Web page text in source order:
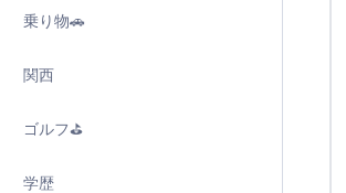
乗り物🚗
関西
ゴルフ⛳️
学歴